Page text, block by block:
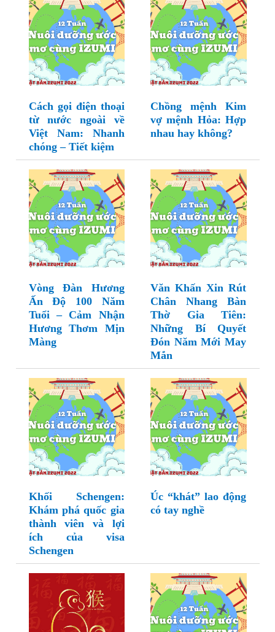
Cách gọi điện thoại
từ nước ngoài về
Việt Nam: Nhanh
chóng – Tiết kiệm
Chồng mệnh Kim
vợ mệnh Hỏa: Hợp
nhau hay không?
Vòng Đàn Hương
Ấn Độ 100 Năm
Tuổi – Cảm Nhận
Hương Thơm Mịn
Màng
Văn Khấn Xin Rút
Chân Nhang Bàn
Thờ Gia Tiên:
Những Bí Quyết
Đón Năm Mới May
Mắn
Khối Schengen:
Khám phá quốc gia
thành viên và lợi
ích của visa
Schengen
Úc “khát” lao động
có tay nghề